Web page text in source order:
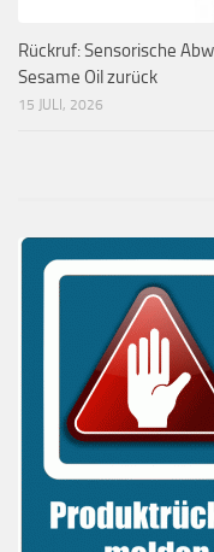
Rückruf: Sensorische
Sesame Oil zurück
15 JULI, 2026